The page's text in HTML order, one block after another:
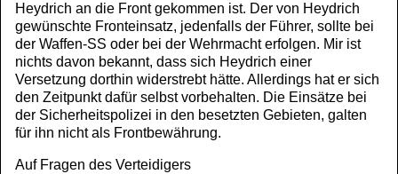
Heydrich an die Front gekommen ist. Der von Heydrich
gewünschte Fronteinsatz, jedenfalls der Führer, sollte bei
der Waffen-SS oder bei der Wehrmacht erfolgen. Mir ist
nichts davon bekannt, dass sich Heydrich einer
Versetzung dorthin widerstrebt hätte. Allerdings hat er sich
den Zeitpunkt dafür selbst vorbehalten. Die Einsätze bei
der Sicherheitspolizei in den besetzten Gebieten, galten
für ihn nicht als Frontbewährung.
Auf Fragen des Verteidigers